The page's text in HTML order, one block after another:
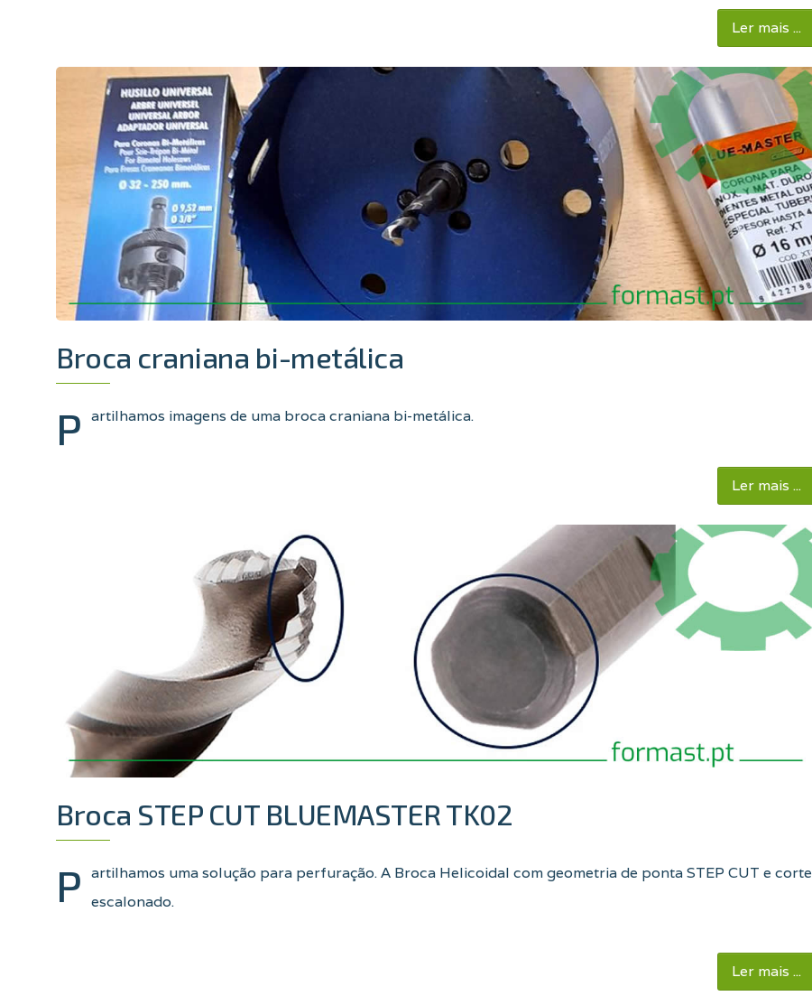
Ler mais ...
Broca craniana bi-metálica
P artilhamos imagens de uma broca craniana bi-metálica.
Ler mais ...
Broca STEP CUT BLUEMASTER TK02
P artilhamos uma solução para perfuração. A Broca Helicoidal com geometria de ponta STEP CUT e corte
escalonado.
Ler mais ...